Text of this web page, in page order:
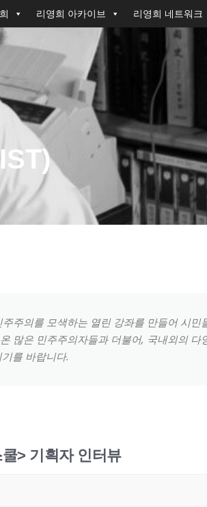
리영희 아카이브 리영희 네트워크
주의를 모색하는 열린 강좌를 만들어 시민
많은 민주주의자들과 더불어, 국내외의 다
를 바랍니다.
> 기획자 인터뷰